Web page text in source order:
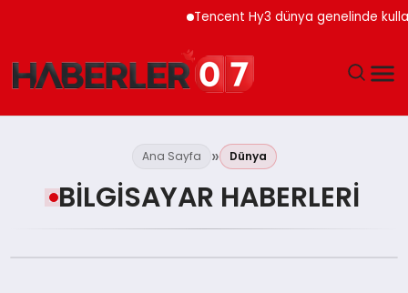
Tencent Hy3 dünya genelinde
EKONOMI
Ana Sayfa Dünya
BILGISAYAR HABERLERI